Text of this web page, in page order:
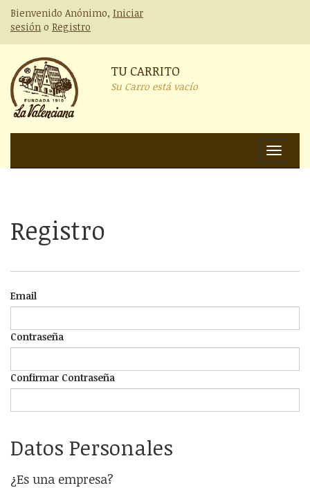
Bienvenido Anónimo, Iniciar
sesión o Registro
TU CARRITO
Su Carro está vacío
Nav
Registro
Email
Contraseña
Confirmar Contraseña
Datos Personales
¿Es una empresa?